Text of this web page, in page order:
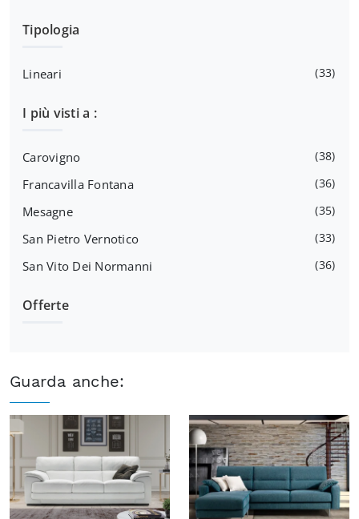
Tipologia
Lineari 33
I più visti a :
Carovigno 38
Francavilla Fontana 36
Mesagne 35
San Pietro Vernotico 33
San Vito Dei Normanni 36
Offerte
Guarda anche: